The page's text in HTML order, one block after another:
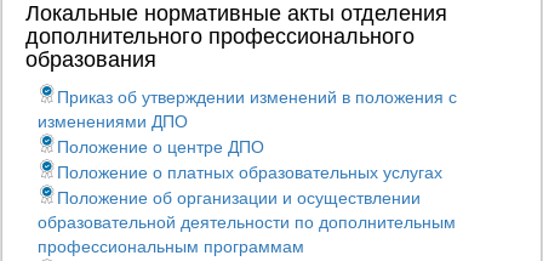
Локальные нормативные акты отделения
дополнительного профессионального
образования
Приказ об утверждении изменений в положения с
изменениями ДПО
Положение о центре ДПО
Положение о платных образовательных услугах
Положение об организации и осуществлении
образовательной деятельности по дополнительным
профессиональным программам